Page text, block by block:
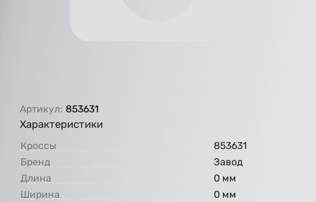
Артикул: 853631
Характеристики
Кроссы
853631
Бренд
Завод
Длина
0 мм
Ширина
0 мм